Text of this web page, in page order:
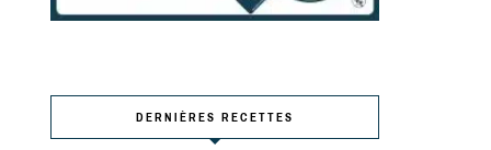
DERNIÈRES RECETTES